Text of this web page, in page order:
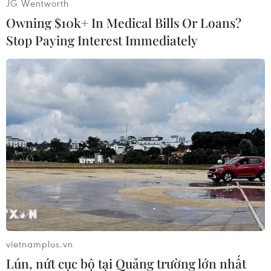
#Fitch
#Standard & Poor's
#Nợ công
Italy Tây Ban Nha
Theo dõi VietnamPlus
TIN CÙNG CHUYÊN MỤC
JG Wentworth
Owning $10k+ In Medical Bills Or Loans?
Stop Paying Interest Immediately
vietnamplus.vn
Lún, nứt cục bộ tại Quảng trường lớn nhất